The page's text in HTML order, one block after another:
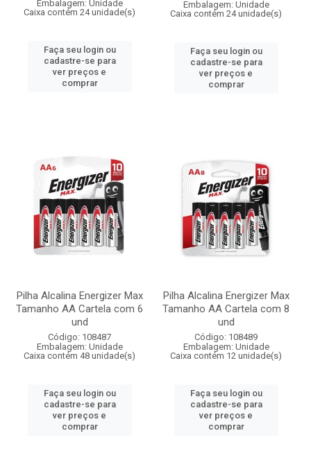
Embalagem: Unidade
Caixa contém 24 unidade(s)
Faça seu login ou
cadastre-se para
ver preços e
comprar
Embalagem: Unidade
Caixa contém 24 unidade(s)
Faça seu login ou
cadastre-se para
ver preços e
comprar
Pilha Alcalina Energizer Max
Tamanho AA Cartela com 6
und
Código: 108487
Embalagem: Unidade
Caixa contém 48 unidade(s)
Faça seu login ou
cadastre-se para
ver preços e
comprar
Pilha Alcalina Energizer Max
Tamanho AA Cartela com 8
und
Código: 108489
Embalagem: Unidade
Caixa contém 12 unidade(s)
Faça seu login ou
cadastre-se para
ver preços e
comprar